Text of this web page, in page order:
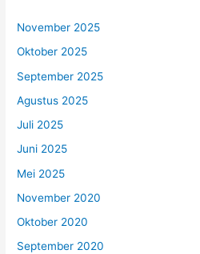
November 2025
Oktober 2025
September 2025
Agustus 2025
Juli 2025
Juni 2025
Mei 2025
November 2020
Oktober 2020
September 2020